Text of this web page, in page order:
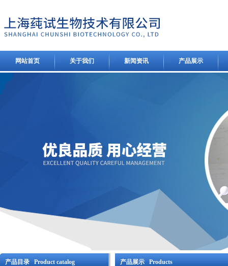
网站首页 关于我们 新闻资讯 产品展示
产品目录 Product catalog 产品展示 Products